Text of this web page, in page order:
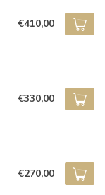
€410,00
€330,00
€270,00